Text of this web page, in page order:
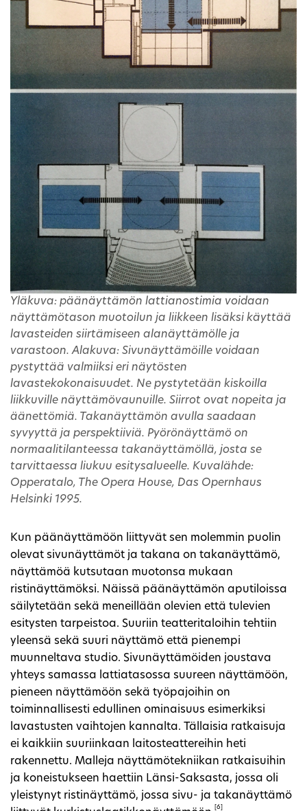
Yläkuva: päänäyttämön lattianostimia voidaan
näyttämötason muotoilun ja liikkeen lisäksi käyttää
lavasteiden siirtämiseen alanäyttämölle ja
varastoon. Alakuva: Sivunäyttämöille voidaan
pystyttää valmiiksi eri näytösten
lavastekokonaisuudet. Ne pystytetään kiskoilla
liikkuville näyttämövaunuille. Siirrot ovat nopeita ja
äänettömiä. Takanäyttämön avulla saadaan
syvyyttä ja perspektiiviä. Pyörönäyttämö on
normaalitilanteessa takanäyttämöllä, josta se
tarvittaessa liukuu esitysalueelle. Kuvalähde:
Opperatalo, The Opera House, Das Opernhaus
Helsinki 1995.
Kun päänäyttämöön liittyvät sen molemmin puolin
olevat sivunäyttämöt ja takana on takanäyttämö,
näyttämöä kutsutaan muotonsa mukaan
ristinäyttämöksi. Näissä päänäyttämön aputiloissa
säilytetään sekä meneillään olevien että tulevien
esitysten tarpeistoa. Suuriin teatteritaloihin tehtiin
yleensä sekä suuri näyttämö että pienempi
muunneltava studio. Sivunäyttämöiden joustava
yhteys samassa lattiatasossa suureen näyttämöön,
pieneen näyttämöön sekä työpajoihin on
toiminnallisesti edullinen ominaisuus esimerkiksi
lavastusten vaihtojen kannalta. Tällaisia ratkaisuja
ei kaikkiin suuriinkaan laitosteattereihin heti
rakennettu. Malleja näyttämötekniikan ratkaisuihin
ja koneistukseen haettiin Länsi-Saksasta, jossa oli
yleistynyt ristinäyttämö, jossa sivu- ja takanäyttämö
[6]